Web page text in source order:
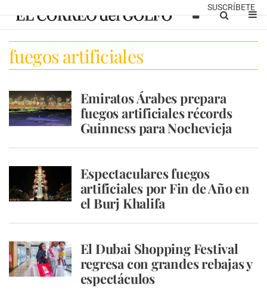
SUSCRÍBETE
fuegos artificiales
Emiratos Árabes prepara
fuegos artificiales récords
Guinness para Nochevieja
Espectaculares fuegos
artificiales por Fin de Año en
el Burj Khalifa
El Dubai Shopping Festival
regresa con grandes rebajas y
espectáculos